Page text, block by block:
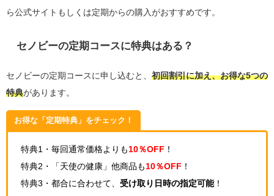
ら公式サイトもしくは定期からの購入がおすすめです。
セノビーの定期コースに特典はある？
セノビーの定期コースに申し込むと、 初回割引に加え、お得な5つの
特典があります。
お得な「定期特典」をチェック！
特典1・毎回通常価格よりも 10％OFF ！
特典2・「天使の健康」他商品も 10％OFF ！
特典3・都合に合わせて、 受け取り日時の指定可能！